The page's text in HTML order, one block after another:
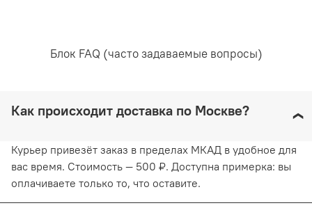
Рекомендована ручная стирка при температуре воды,
не превышающей 30 градусов. Любое отбеливание
руками, не применяя силу. Глажка запрещена. Сушить
белье желательно в вертикальном положении, не
рекомендаций, вы продлите жизнь белью и сохраните
его эстетический вид.
Блок FAQ (часто задаваемые вопросы)
Как происходит доставка по Москве?
Курьер привезёт заказ в пределах МКАД в удобное для
вас время. Стоимость — 500 ₽. Доступна примерка: вы
оплачиваете только то, что оставите.